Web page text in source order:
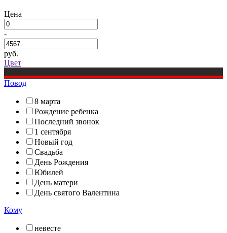
Цена
-
руб.
Цвет
Повод
8 марта
Рождение ребенка
Последний звонок
1 сентября
Новый год
Свадьба
День Рождения
Юбилей
День матери
День святого Валентина
Кому
невесте